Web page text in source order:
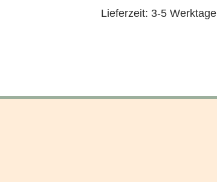
Lieferzeit: 3-5 Werktage